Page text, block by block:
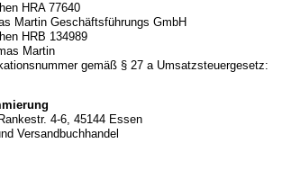
HRA 77640
Martin Geschäftsführungs GmbH
HRB 134989
Martin
gemäß § 27 a Umsatzsteuergesetz:
4-6, 45144 Essen
Versandbuchhandel